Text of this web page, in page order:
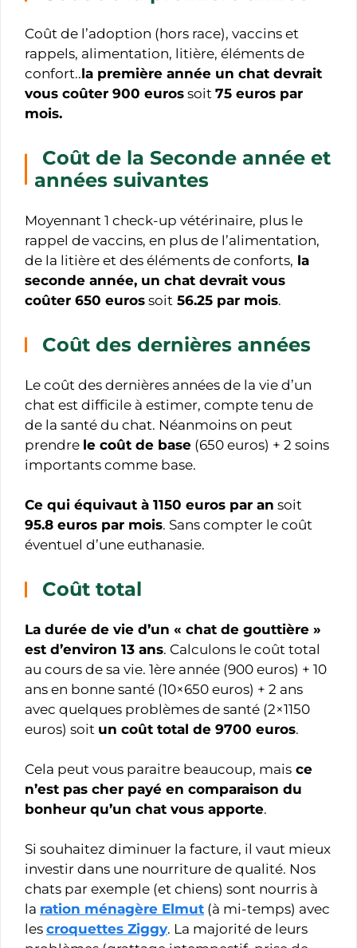
Coût de l’adoption (hors race), vaccins et
rappels, alimentation, litière, éléments de
confort..la première année un chat devrait
vous coûter 900 euros soit 75 euros par
mois.
Coût de la Seconde année et
années suivantes
Moyennant 1 check-up vétérinaire, plus le
rappel de vaccins, en plus de l’alimentation,
de la litière et des éléments de conforts, la
seconde année, un chat devrait vous
coûter 650 euros soit 56.25 par mois.
Coût des dernières années
Le coût des dernières années de la vie d’un
chat est difficile à estimer, compte tenu de
de la santé du chat. Néanmoins on peut
prendre le coût de base (650 euros) + 2 soins
importants comme base.
Ce qui équivaut à 1150 euros par an soit
95.8 euros par mois. Sans compter le coût
éventuel d’une euthanasie.
Coût total
La durée de vie d’un « chat de gouttière »
est d’environ 13 ans. Calculons le coût total
au cours de sa vie. 1ère année (900 euros) + 10
ans en bonne santé (10×650 euros) + 2 ans
avec quelques problèmes de santé (2×1150
euros) soit un coût total de 9700 euros.
Cela peut vous paraitre beaucoup, mais ce
n’est pas cher payé en comparaison du
bonheur qu’un chat vous apporte.
Si souhaitez diminuer la facture, il vaut mieux
investir dans une nourriture de qualité. Nos
chats par exemple (et chiens) sont nourris à
la ration ménagère Elmut (à mi-temps) avec
les croquettes Ziggy. La majorité de leurs